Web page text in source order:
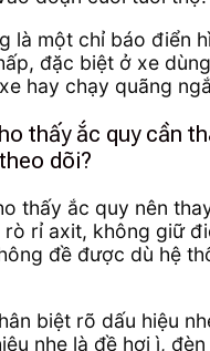
là một chỉ báo điển
đặc biệt ở xe
hay chạy quãng
thấy ắc quy cần
dõi?
thấy ắc quy nên
rỉ axit, không giữ
đề được dù hệ
biệt rõ dấu hiệu
nhẹ là đề hơi ì,